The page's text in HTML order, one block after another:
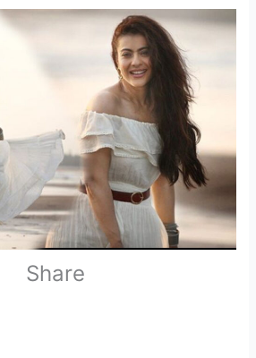
Share